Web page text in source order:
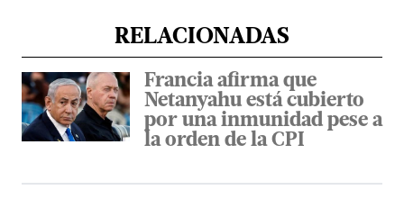
RELACIONADAS
Francia afirma que
Netanyahu está cubierto
por una inmunidad pese a
la orden de la CPI